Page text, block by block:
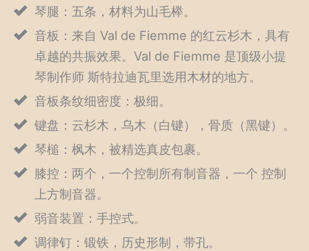
琴腿：五条，材料为山毛榉。
音板：来自 Val de Fiemme 的红云杉木，具有
卓越的共振效果。Val de Fiemme 是顶级小提
琴制作师 斯特拉迪瓦里选用木材的地方。
音板条纹细密度：极细。
键盘：云杉木，乌木（白键），骨质（黑键）。
琴槌：枫木，被精选真皮包裹。
膝控：两个，一个控制所有制音器，一个 控制
上方制音器。
弱音装置：手控式。
调律钉：锻铁，历史形制，带孔。